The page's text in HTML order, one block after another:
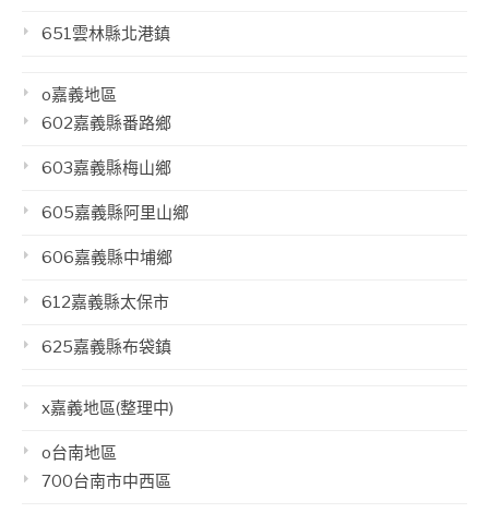
651雲林縣北港鎮
o嘉義地區
602嘉義縣番路鄉
603嘉義縣梅山鄉
605嘉義縣阿里山鄉
606嘉義縣中埔鄉
612嘉義縣太保市
625嘉義縣布袋鎮
x嘉義地區(整理中)
o台南地區
700台南市中西區